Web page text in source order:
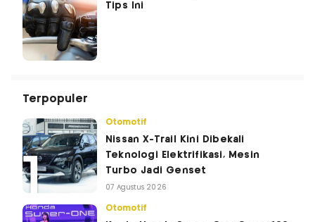
Tips Ini
Terpopuler
Otomotif
Nissan X-Trail Kini Dibekali
Teknologi Elektrifikasi, Mesin
Turbo Jadi Genset
07 Agustus 2026
Otomotif